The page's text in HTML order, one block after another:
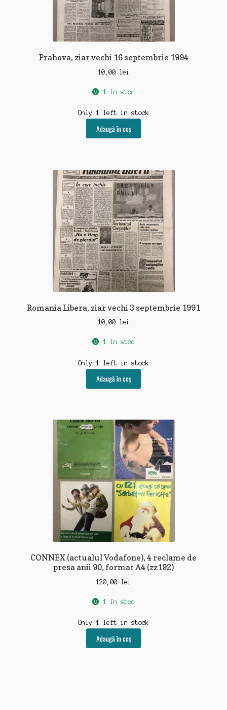
Prahova, ziar vechi 16 septembrie 1994
10,00 lei
1 în stoc
Only 1 left in stock
Adaugă în coș
Romania Libera, ziar vechi 3 septembrie 1991
10,00 lei
1 în stoc
Only 1 left in stock
Adaugă în coș
CONNEX (actualul Vodafone), 4 reclame de
presa anii 90, format A4 (zz192)
120,00 lei
1 în stoc
Only 1 left in stock
Adaugă în coș